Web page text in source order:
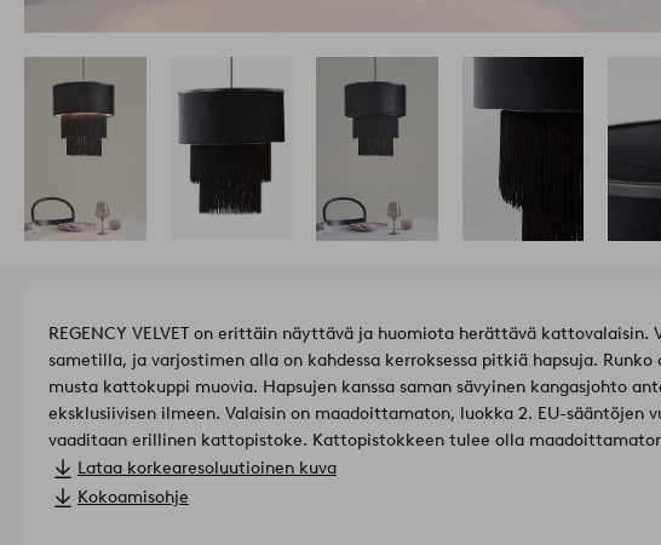
REGENCY VELVET on erittäin näyttävä ja huomiota herättävä kattovalaisin.
sametilla, ja varjostimen alla on kahdessa kerroksessa pitkiä hapsuja.
musta kattokuppi muovia. Hapsujen kanssa saman sävyinen kangasjohto
eksklusiivisen ilmeen. Valaisin on maadoittamaton, luokka 2. EU-sääntöjen
vaaditaan erillinen kattopistoke. Kattopistokkeen tulee olla
ostetaan erikseen.Materiaali: Metallia ja kangasta.
Koko: Kokonaiskorkeus 40 cm, halkaisija 38 cm, hapsujen pituus 17 cm.
Lataa korkearesoluutioinen kuva
Kokoamisohje